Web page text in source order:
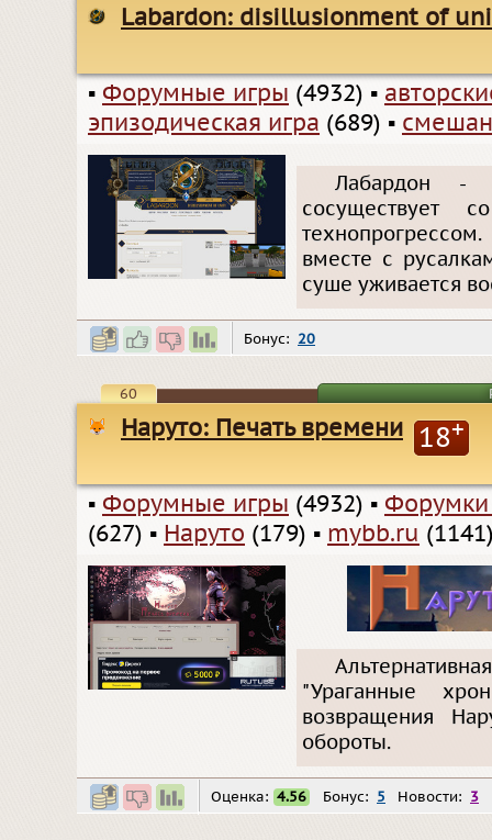
Labardon: disillusionment of
▪ Форумные игры (4932) ▪
эпизодическая игра (689) ▪
Лабардон -
сосуществует
вместе с
суше уживается
Бонус: 20
60
Наруто: Печать времени 18+
▪ Форумные игры (4932) ▪
(627) ▪ Наруто (179) ▪ mybb.ru
"Ураганные
возвращения
обороты.
Оценка: 4.56 Бонус: 5 Новости: 3